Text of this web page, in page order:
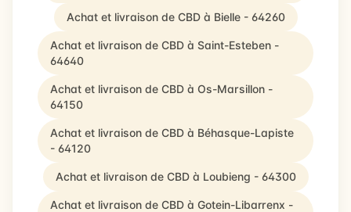
Achat et livraison de CBD à Bielle - 64260
Achat et livraison de CBD à Saint-Esteben -
64640
Achat et livraison de CBD à Os-Marsillon -
64150
Achat et livraison de CBD à Béhasque-Lapiste
- 64120
Achat et livraison de CBD à Loubieng - 64300
Achat et livraison de CBD à Gotein-Libarrenx -